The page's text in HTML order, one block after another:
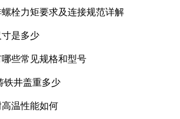
栓力矩要求及连接规范详解
是多少
些常见规格和型号
铁井盖重多少
温性能如何